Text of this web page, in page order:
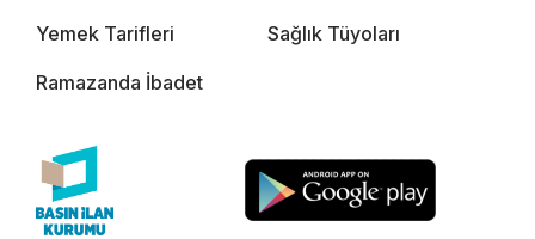
Yemek Tarifleri Sağlık Tüyoları
Ramazanda İbadet